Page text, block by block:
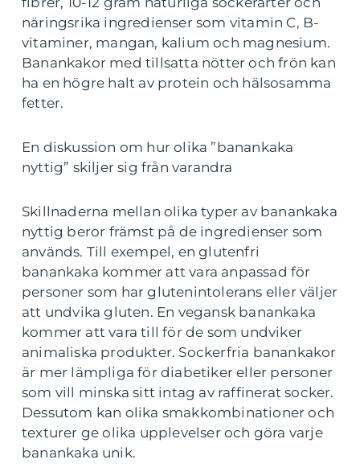
näringsrika ingredienser som vitamin C, B-
vitaminer, mangan, kalium och magnesium.
Banankakor med tillsatta nötter och frön kan
ha en högre halt av protein och hälsosamma
fetter.
En diskussion om hur olika ”banankaka
nyttig” skiljer sig från varandra
Skillnaderna mellan olika typer av banankaka
nyttig beror främst på de ingredienser som
används. Till exempel, en glutenfri
banankaka kommer att vara anpassad för
personer som har glutenintolerans eller väljer
att undvika gluten. En vegansk banankaka
kommer att vara till för de som undviker
animaliska produkter. Sockerfria banankakor
är mer lämpliga för diabetiker eller personer
som vill minska sitt intag av raffinerat socker.
Dessutom kan olika smakkombinationer och
texturer ge olika upplevelser och göra varje
banankaka unik.